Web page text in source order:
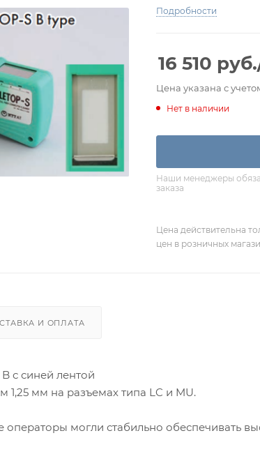
Подробности
16 510 руб.
Цена указана с
Нет в наличии
Наши менеджеры
заказа
Цена действительна
цен в розничных
И ОПЛАТА
с синей лентой
мм на разъемах типа LC и MU.
могли стабильно обеспечивать